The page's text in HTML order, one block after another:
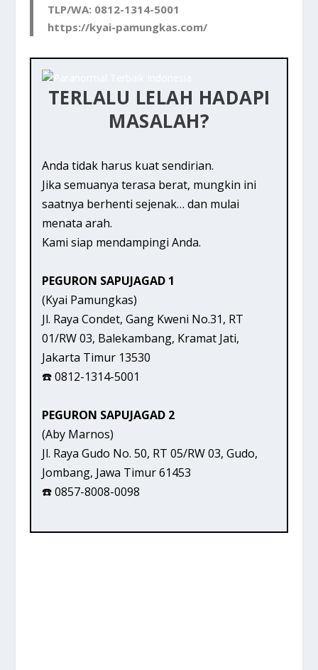
TLP/WA: 0812-1314-5001
https://kyai-pamungkas.com/
TERLALU LELAH HADAPI
MASALAH?
Anda tidak harus kuat sendirian.
Jika semuanya terasa berat, mungkin ini
saatnya berhenti sejenak… dan mulai
menata arah.
Kami siap mendampingi Anda.
PEGURON SAPUJAGAD 1
(Kyai Pamungkas)
Jl. Raya Condet, Gang Kweni No.31, RT
01/RW 03, Balekambang, Kramat Jati,
Jakarta Timur 13530
☎️ 0812-1314-5001
PEGURON SAPUJAGAD 2
(Aby Marnos)
Jl. Raya Gudo No. 50, RT 05/RW 03, Gudo,
Jombang, Jawa Timur 61453
☎️ 0857-8008-0098